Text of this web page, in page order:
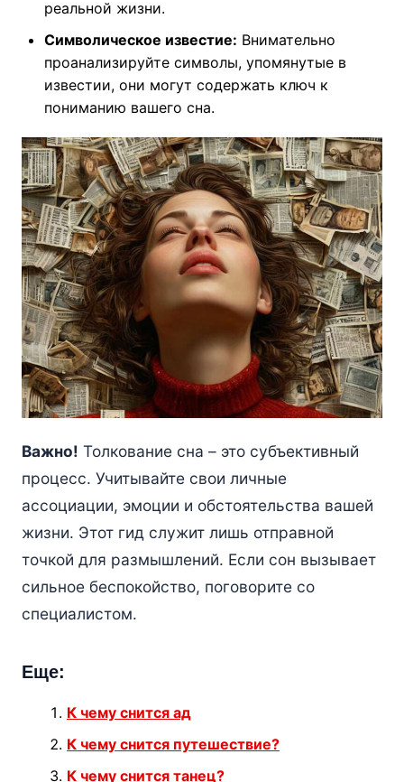
реальной жизни.
Символическое известие: Внимательно
проанализируйте символы, упомянутые в
известии, они могут содержать ключ к
пониманию вашего сна.
Важно! Толкование сна – это субъективный
процесс. Учитывайте свои личные
ассоциации, эмоции и обстоятельства вашей
жизни. Этот гид служит лишь отправной
точкой для размышлений. Если сон вызывает
сильное беспокойство, поговорите со
специалистом.
Еще:
К чему снится ад
К чему снится путешествие?
К чему снится танец?